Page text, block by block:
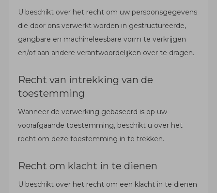
U beschikt over het recht om uw persoonsgegevens
die door ons verwerkt worden in gestructureerde,
gangbare en machineleesbare vorm te verkrijgen
en/of aan andere verantwoordelijken over te dragen.
Recht van intrekking van de
toestemming
Wanneer de verwerking gebaseerd is op uw
voorafgaande toestemming, beschikt u over het
recht om deze toestemming in te trekken.
Recht om klacht in te dienen
U beschikt over het recht om een klacht in te dienen